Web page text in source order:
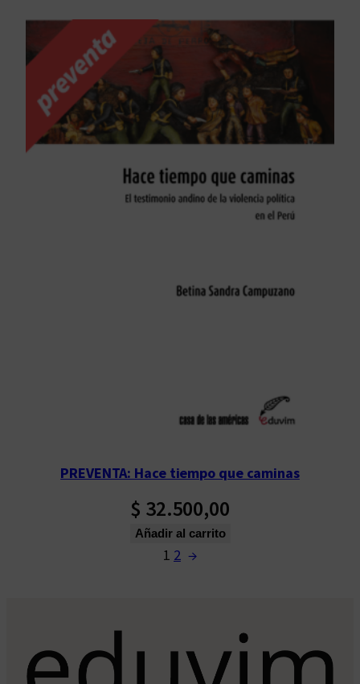
PREVENTA: Hace tiempo que caminas
$ 32.500,00
Añadir al carrito
1 2 →